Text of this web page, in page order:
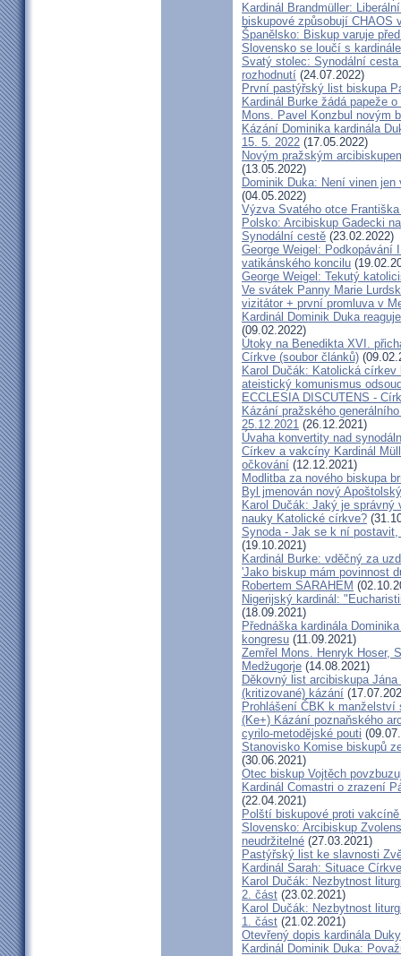
Kardinál Brandmüller:
biskupové způsobují CHAOS
Španělsko: Biskup varuje
Slovensko se loučí s
Svatý stolec: Synodální
rozhodnutí (24.07.2022)
První pastýřský list biskupa
Kardinál Burke žádá papeže
Mons. Pavel Konzbul novým
Kázání Dominika kardinála
15. 5. 2022 (17.05.2022)
Novým pražským
(13.05.2022)
Dominik Duka: Není vinen
(04.05.2022)
Výzva Svatého otce
Polsko: Arcibiskup Gadecki
Synodální cestě (23.02.2022)
George Weigel: Podkopávání
vatikánského koncilu
George Weigel: Tekutý
Ve svátek Panny Marie
vizitátor + první promluva v
Kardinál Dominik Duka
(09.02.2022)
Útoky na Benedikta XVI.
Církve (soubor článků)
Karol Dučák: Katolická církev
ateistický komunismus
ECCLESIA DISCUTENS -
Kázání pražského
25.12.2021 (26.12.2021)
Úvaha konvertity nad
Církev a vakcíny Kardinál
očkování (12.12.2021)
Modlitba za nového biskupa
Byl jmenován nový
Karol Dučák: Jaký je
nauky Katolické církve?
Synoda - Jak se k ní
(19.10.2021)
Kardinál Burke: vděčný za
'Jako biskup mám povinnost
Robertem SARAHEM
Nigerijský kardinál:
(18.09.2021)
Přednáška kardinála
kongresu (11.09.2021)
Zemřel Mons. Henryk Hoser,
Medžugorje (14.08.2021)
Děkovný list arcibiskupa
(kritizované) kázání
Prohlášení ČBK k manželství
(Ke+) Kázání poznaňského
cyrilo-metodějské pouti
Stanovisko Komise biskupů
(30.06.2021)
Otec biskup Vojtěch
Kardinál Comastri o zrazení
(22.04.2021)
Polští biskupové proti
Slovensko: Arcibiskup
neudržitelné (27.03.2021)
Pastýřský list ke slavnosti
Kardinál Sarah: Situace
Karol Dučák: Nezbytnost
2. část (23.02.2021)
Karol Dučák: Nezbytnost
1. část (21.02.2021)
Otevřený dopis kardinála
Kardinál Dominik Duka: